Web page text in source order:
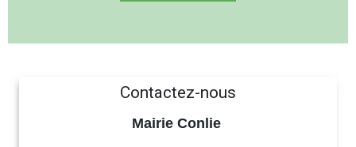
Contactez-nous
Mairie Conlie